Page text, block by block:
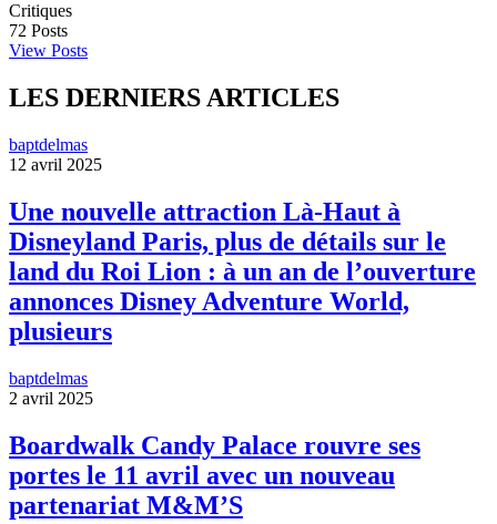
Critiques
72 Posts
View Posts
LES DERNIERS ARTICLES
baptdelmas
12 avril 2025
Une nouvelle attraction Là-Haut à
Disneyland Paris, plus de détails sur le
land du Roi Lion : à un an de l’ouverture
annonces Disney Adventure World,
plusieurs
baptdelmas
2 avril 2025
Boardwalk Candy Palace rouvre ses
portes le 11 avril avec un nouveau
partenariat M&M’S